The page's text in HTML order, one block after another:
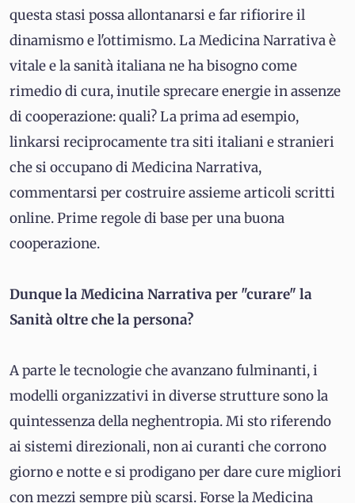
questa stasi possa allontanarsi e far rifiorire il
dinamismo e l'ottimismo. La Medicina Narrativa è
vitale e la sanità italiana ne ha bisogno come
rimedio di cura, inutile sprecare energie in assenze
di cooperazione: quali? La prima ad esempio,
linkarsi reciprocamente tra siti italiani e stranieri
che si occupano di Medicina Narrativa,
commentarsi per costruire assieme articoli scritti
online. Prime regole di base per una buona
cooperazione.
Dunque la Medicina Narrativa per "curare" la
Sanità oltre che la persona?
A parte le tecnologie che avanzano fulminanti, i
modelli organizzativi in diverse strutture sono la
quintessenza della neghentropia. Mi sto riferendo
ai sistemi direzionali, non ai curanti che corrono
giorno e notte e si prodigano per dare cure migliori
con mezzi sempre più scarsi. Forse la Medicina